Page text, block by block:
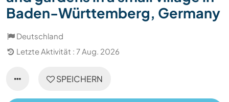
Baden-Württemberg, Germany
Deutschland
Letzte Aktivität : 7 Aug. 2026
SPEICHERN